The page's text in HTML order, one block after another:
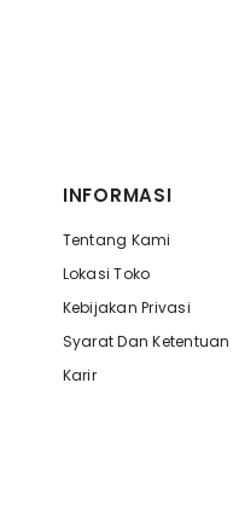
INFORMASI
Tentang Kami
Lokasi Toko
Kebijakan Privasi
Syarat Dan Ketentuan
Karir